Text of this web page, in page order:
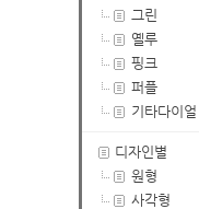
그린
옐루
핑크
퍼플
기타다이얼
디자인별
원형
사각형